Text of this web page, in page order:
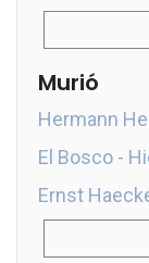
Murió
Hermann
El Bosco -
Ernst